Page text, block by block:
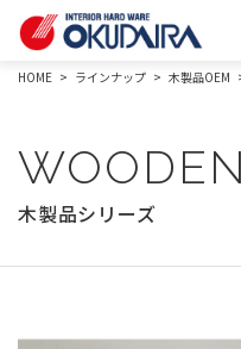
HOME ラインナップ 木製品OEM
WOODEN
木製品シリーズ